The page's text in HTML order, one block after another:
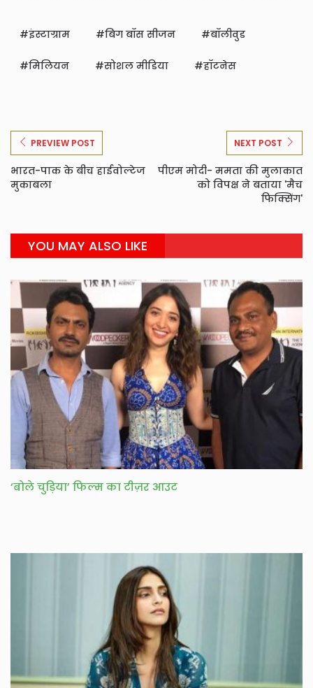
इंस्टाग्राम बिग बॉस सीजन बॉलीवुड
मिलियन सोशल मीडिया हॉटनेस
PREVIEW POST
भारत-पाक के बीच हाईवोल्टेज
मुकाबला
NEXT POST
पीएम मोदी- ममता की मुलाकात
को विपक्ष ने बताया 'मैच
फिक्सिंग'
YOU MAY ALSO LIKE
‘बोले चुड़िया’ फिल्म का टीज़र आउट